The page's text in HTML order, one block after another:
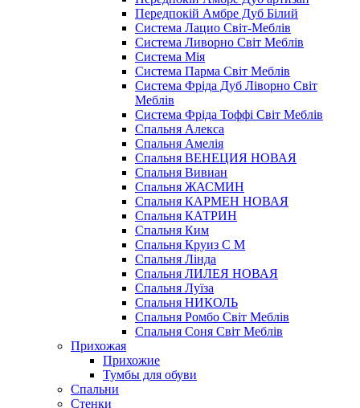
Передпокій Амбре Дуб Білий
Система Лацио Світ-Меблів
Система Ливорно Світ Меблів
Система Мія
Система Парма Свiт Меблiв
Система Фріда Дуб Ліворно Світ
Меблів
Система Фріда Тоффі Світ Меблів
Спальня Алекса
Спальня Амелія
Спальня ВЕНЕЦИЯ НОВАЯ
Спальня Вивиан
Спальня ЖАСМИН
Спальня КАРМЕН НОВАЯ
Спальня КАТРИН
Спальня Ким
Спальня Круиз С М
Спальня Лінда
Спальня ЛИЛЕЯ НОВАЯ
Спальня Луїза
Спальня НИКОЛЬ
Спальня Ромбо Світ Меблів
Спальня Соня Світ Меблів
Прихожая
Прихожие
Тумбы для обуви
Спальни
Стенки